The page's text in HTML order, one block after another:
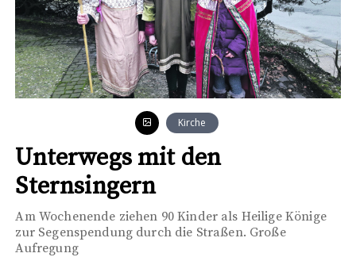
Kirche
Unterwegs mit den
Sternsingern
Am Wochenende ziehen 90 Kinder als Heilige Könige
zur Segenspendung durch die Straßen. Große
Aufregung